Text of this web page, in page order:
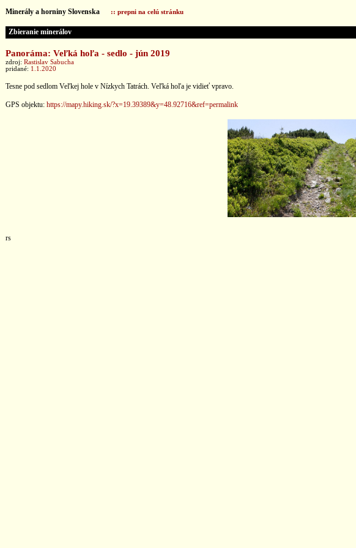
Minerály a horniny Slovenska :: prepni na celú stránku
Zbieranie minerálov
Panoráma: Veľká hoľa - sedlo - jún 2019
zdroj: Rastislav Sabucha
pridané: 1.1.2020
Tesne pod sedlom Veľkej hole v Nízkych Tatrách. Veľká hoľa je vidieť vpravo.
GPS objektu: https://mapy.hiking.sk/?x=19.39389&y=48.92716&ref=permalink
rs